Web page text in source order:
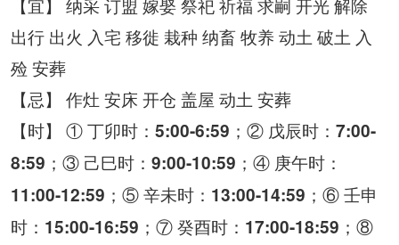
【宜】 纳采 订盟 嫁娶 祭祀 祈福 求嗣 开光 解除
出行 出火 入宅 移徙 栽种 纳畜 牧养 动土 破土 入
殓 安葬
【忌】 作灶 安床 开仓 盖屋 动土 安葬
【时】 ① 丁卯时： 5:00-6:59 ；② 戊辰时： 7:00-
8:59 ；③ 己巳时： 9:00-10:59 ；④ 庚午时：
11:00-12:59 ；⑤ 辛未时： 13:00-14:59 ；⑥ 壬申
时： 15:00-16:59 ；⑦ 癸酉时： 17:00-18:59 ；⑧